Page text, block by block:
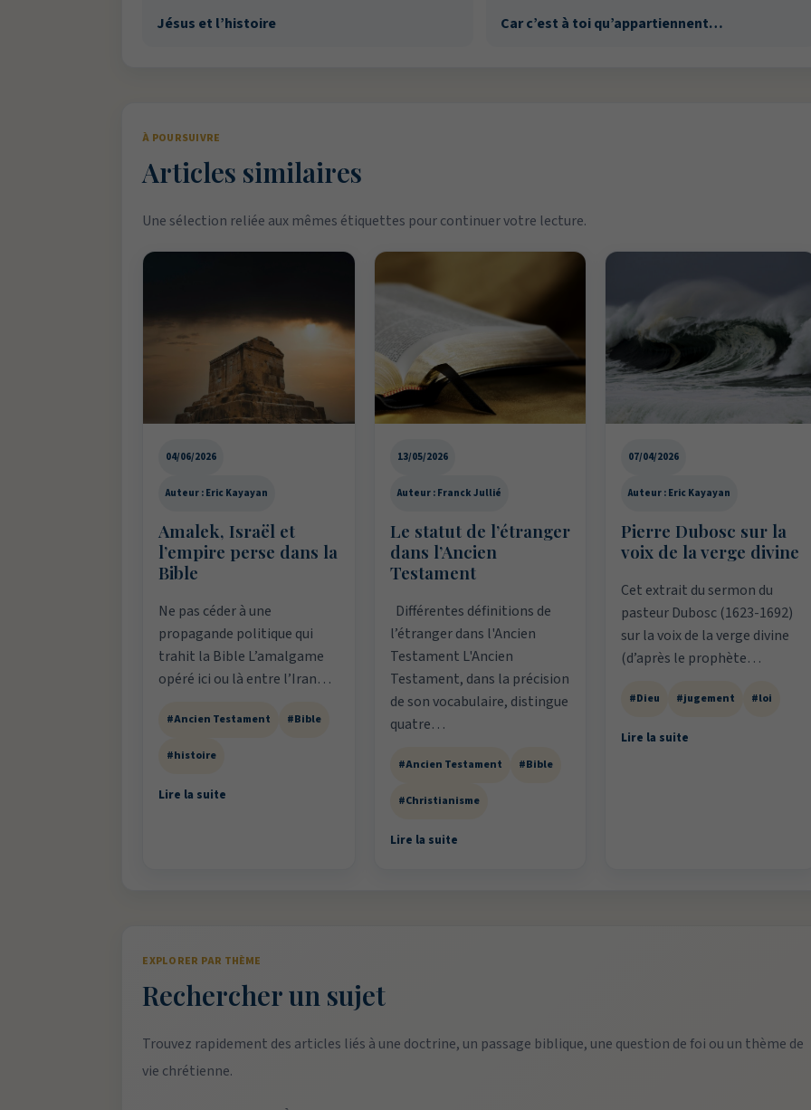
Jésus et l’histoire Car c’est à toi qu’appartiennent…
À POURSUIVRE
Articles similaires
Une sélection reliée aux mêmes étiquettes pour continuer votre lecture.
04/06/2026
Auteur : Eric Kayayan
Amalek, Israël et
l’empire perse dans la
Bible
Ne pas céder à une
propagande politique qui
trahit la Bible L’amalgame
opéré ici ou là entre l’Iran…
#Ancien Testament #Bible
#histoire
Lire la suite
13/05/2026
Auteur : Franck Jullié
Le statut de l’étranger
dans l’Ancien
Testament
Différentes définitions de
l’étranger dans l'Ancien
Testament L'Ancien
Testament, dans la précision
de son vocabulaire, distingue
quatre…
#Ancien Testament #Bible
#Christianisme
Lire la suite
07/04/2026
Auteur : Eric Kayayan
Pierre Dubosc sur la
voix de la verge divine
Cet extrait du sermon du
pasteur Dubosc (1623-1692)
sur la voix de la verge divine
(d’après le prophète…
#Dieu #jugement #loi
Lire la suite
EXPLORER PAR THÈME
Rechercher un sujet
Trouvez rapidement des articles liés à une doctrine, un passage biblique, une question de foi ou un thème de
vie chrétienne.